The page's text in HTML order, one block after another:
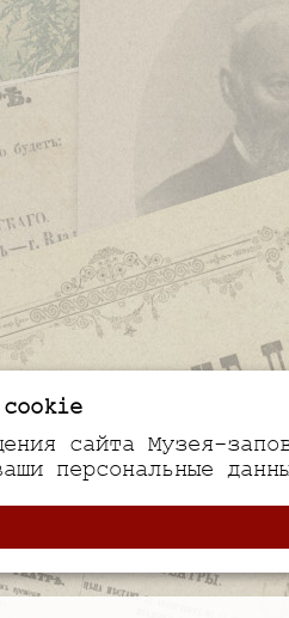
cookie
сайта Музея-
персональные